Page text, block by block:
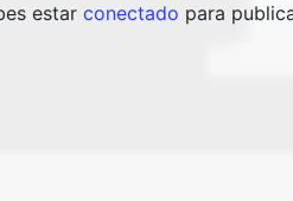
estar conectado para